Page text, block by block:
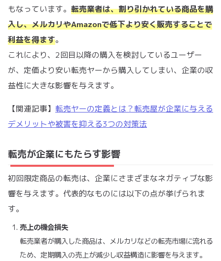
もなっています。 転売業者は、割り引かれている商品を購
入し、メルカリやAmazonで低下より安く販売することで
利益を得ます。
これにより、2回目以降の購入を検討しているユーザー
が、定価より安い転売ヤーから購入してしまい、企業の収
益性に大きな影響を与えます。
【関連記事】 転売ヤーの定義とは？転売屋が企業に与える
デメリットや被害を抑える3つの対策法
転売が企業にもたらす影響
初回限定商品の転売は、企業にさまざまなネガティブな影
響を与えます。代表的なものには以下の点が挙げられま
す。
売上の機会損失
転売業者が購入した商品は、メルカリなどの転売市場に流れる
ため、定期購入の売上が減少し収益構造に影響を与えます。